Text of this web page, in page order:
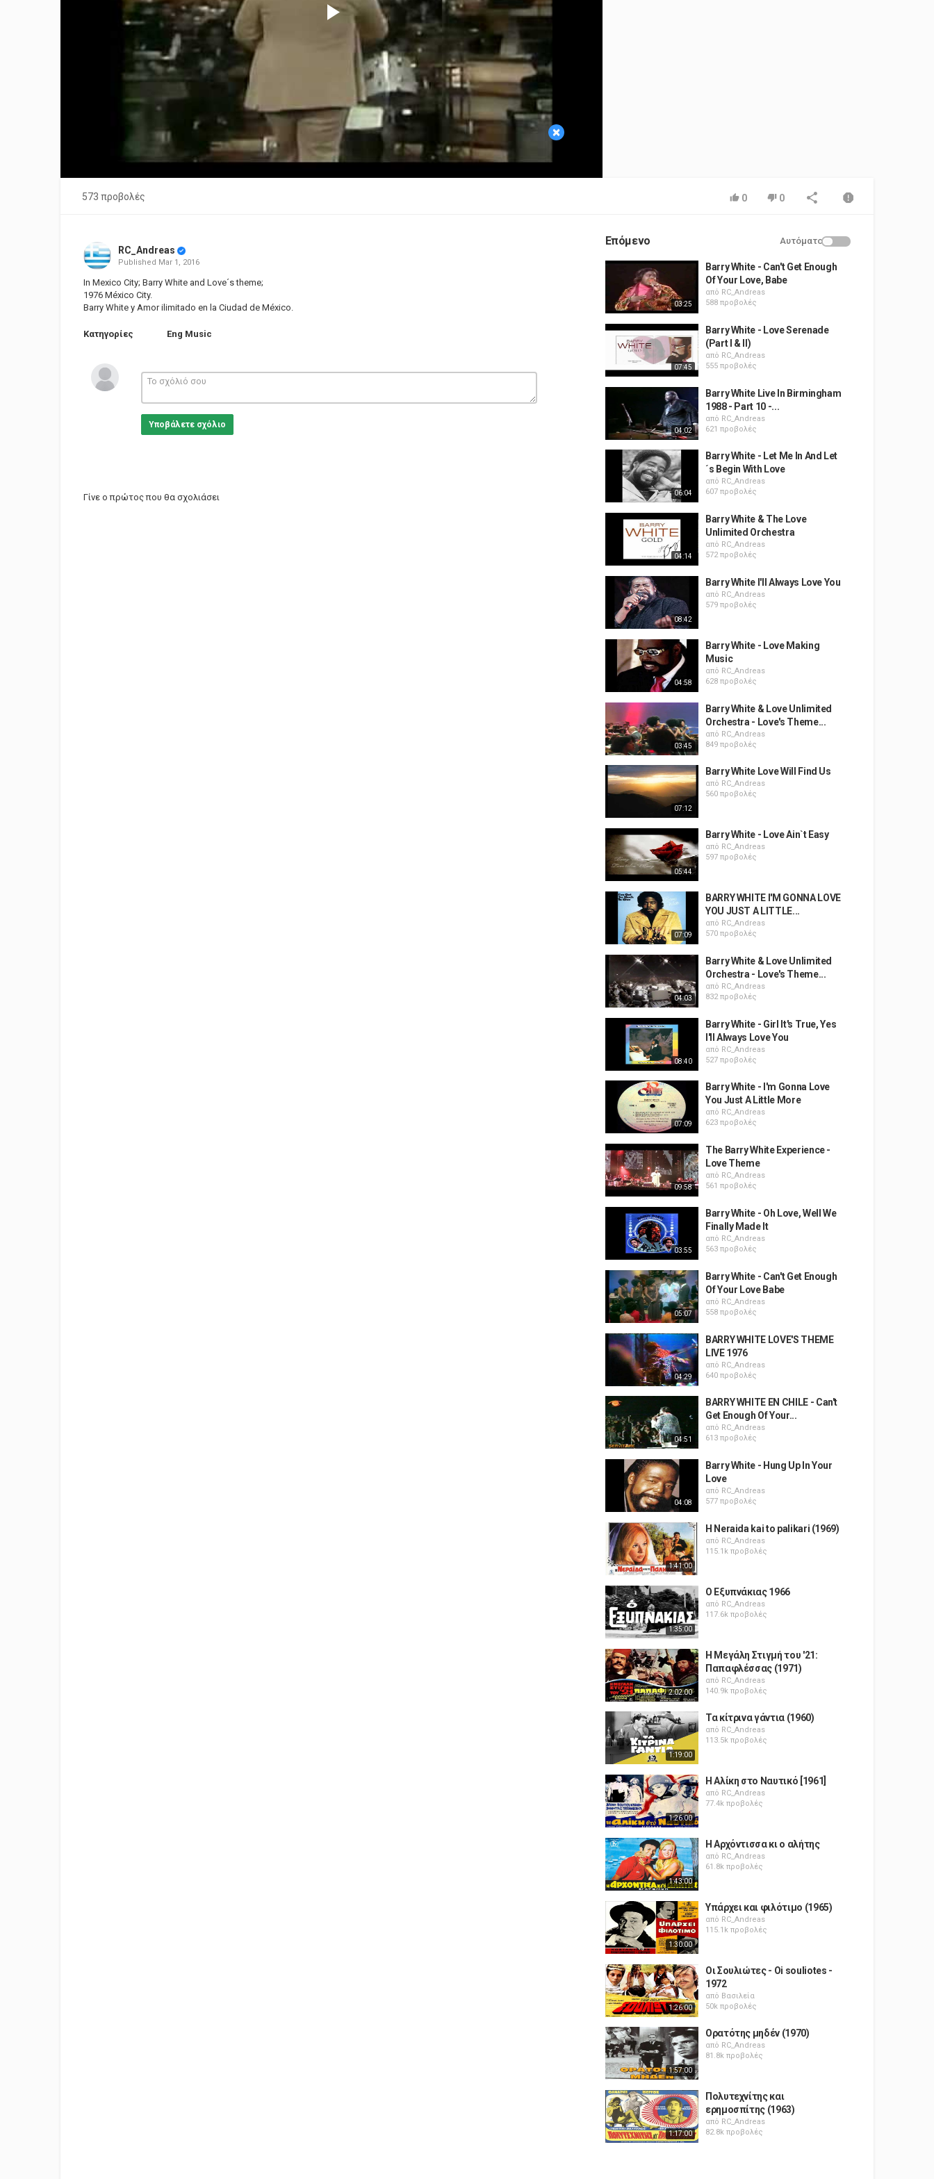
×
Play
Video
573 προβολές 0 0
RC_Andreas
Published Mar 1, 2016
In Mexico City; Barry White and Love´s theme;
1976 México City.
Barry White y Amor ilimitado en la Ciudad de México.
Κατηγορίες Eng Music
Υποβάλετε σχόλιο
Γίνε ο πρώτος που θα σχολιάσει
Επόμενο Αυτόματο
03:25
Barry White - Can't Get Enough
Of Your Love, Babe
από RC_Andreas
588 προβολές
07:45
Barry White - Love Serenade
(Part I & II)
από RC_Andreas
555 προβολές
04:02
Barry White Live In Birmingham
1988 - Part 10 -...
από RC_Andreas
621 προβολές
06:04
Barry White - Let Me In And Let
´s Begin With Love
από RC_Andreas
607 προβολές
04:14
Barry White & The Love
Unlimited Orchestra
από RC_Andreas
572 προβολές
08:42
Barry White I'll Always Love You
από RC_Andreas
579 προβολές
04:58
Barry White - Love Making
Music
από RC_Andreas
628 προβολές
03:45
Barry White & Love Unlimited
Orchestra - Love's Theme...
από RC_Andreas
849 προβολές
07:12
Barry White Love Will Find Us
από RC_Andreas
560 προβολές
05:44
Barry White - Love Ain`t Easy
από RC_Andreas
597 προβολές
07:09
BARRY WHITE I'M GONNA LOVE
YOU JUST A LITTLE...
από RC_Andreas
570 προβολές
04:03
Barry White & Love Unlimited
Orchestra - Love's Theme...
από RC_Andreas
832 προβολές
08:40
Barry White - Girl It's True, Yes
I'll Always Love You
από RC_Andreas
527 προβολές
07:09
Barry White - I'm Gonna Love
You Just A Little More
από RC_Andreas
623 προβολές
09:58
The Barry White Experience -
Love Theme
από RC_Andreas
561 προβολές
03:55
Barry White - Oh Love, Well We
Finally Made It
από RC_Andreas
563 προβολές
05:07
Barry White - Can't Get Enough
Of Your Love Babe
από RC_Andreas
558 προβολές
04:29
BARRY WHITE LOVE'S THEME
LIVE 1976
από RC_Andreas
640 προβολές
04:51
BARRY WHITE EN CHILE - Can't
Get Enough Of Your...
από RC_Andreas
613 προβολές
04:08
Barry White - Hung Up In Your
Love
από RC_Andreas
577 προβολές
1:41:00
H Neraida kai to palikari (1969)
από RC_Andreas
115.1k προβολές
1:35:00
Ο Εξυπνάκιας 1966
από RC_Andreas
117.6k προβολές
2:02:00
Η Μεγάλη Στιγμή του '21:
Παπαφλέσσας (1971)
από RC_Andreas
140.9k προβολές
1:19:00
Τα κίτρινα γάντια (1960)
από RC_Andreas
113.5k προβολές
1:26:00
Η Αλίκη στο Ναυτικό [1961]
από RC_Andreas
77.4k προβολές
1:43:00
Η Αρχόντισσα κι ο αλήτης
από RC_Andreas
61.8k προβολές
1:30:00
Υπάρχει και φιλότιμο (1965)
από RC_Andreas
115.1k προβολές
1:26:00
Οι Σουλιώτες - Oi souliotes -
1972
από Βασιλεία
50k προβολές
1:57:00
Ορατότης μηδέν (1970)
από RC_Andreas
81.8k προβολές
1:17:00
Πολυτεχνίτης και
ερημοσπίτης (1963)
από RC_Andreas
82.8k προβολές